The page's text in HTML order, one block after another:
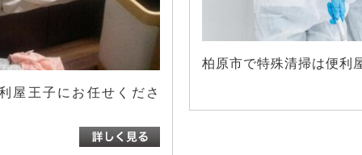
屋王子にお任せくださ
柏原市で特殊清掃は便利